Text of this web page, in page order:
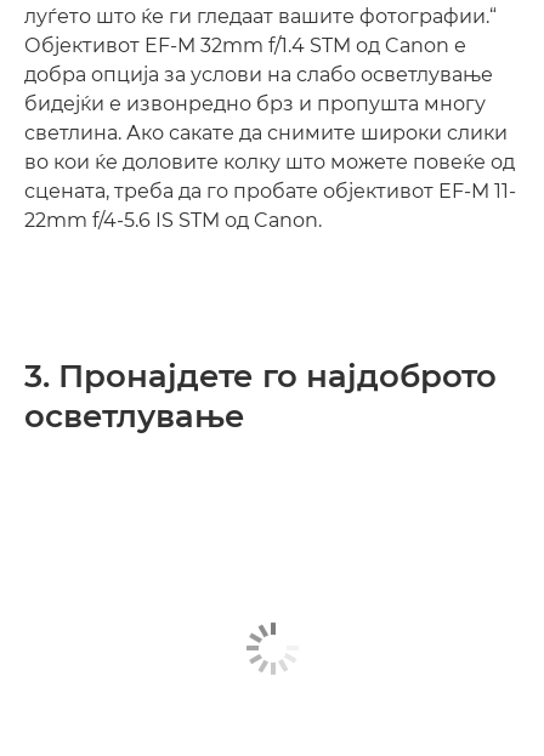
луѓето што ќе ги гледаат вашите фотографии.“
Објективот EF-M 32mm f/1.4 STM од Canon е
добра опција за услови на слабо осветлување
бидејќи е извонредно брз и пропушта многу
светлина. Ако сакате да снимите широки слики
во кои ќе доловите колку што можете повеќе од
сцената, треба да го пробате објективот EF-M 11-
22mm f/4-5.6 IS STM од Canon.
3. Пронајдете го најдоброто
осветлување